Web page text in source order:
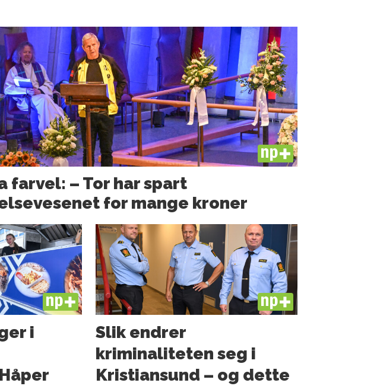
PLUS
farvel: – Tor har spart
for mange kroner
PLUS
i
PLUS
Slik endrer
kriminaliteten seg i
Kristiansund – og dette